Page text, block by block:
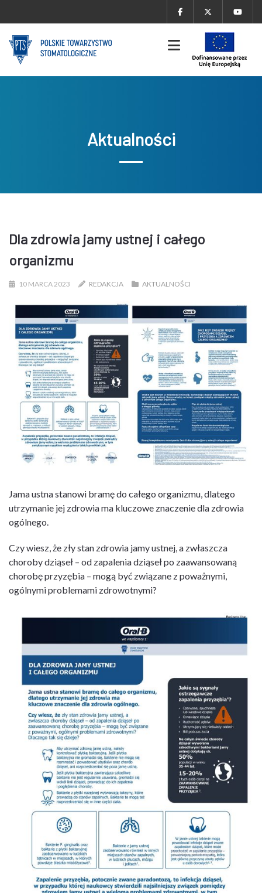
Aktualności
Dla zdrowia jamy ustnej i całego
organizmu
10 MARCA 2023 REDAKCJA AKTUALNOŚCI
Jama ustna stanowi bramę do całego organizmu, dlatego
utrzymanie jej zdrowia ma kluczowe znaczenie dla zdrowia
ogólnego.
Czy wiesz, że zły stan zdrowia jamy ustnej, a zwłaszcza
choroby dziąseł – od zapalenia dziąseł po zaawansowaną
chorobę przyzębia – mogą być związane z poważnymi,
ogólnymi problemami zdrowotnymi?